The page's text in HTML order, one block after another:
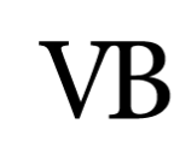
content